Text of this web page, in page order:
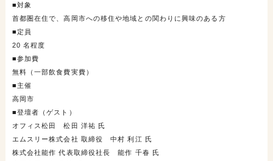
■対象
首都圏在住で、高岡市への移住や地域との関わりに興味のある方
■定員
20 名程度
■参加費
無料（一部飲食費実費）
■主催
高岡市
■登壇者（ゲスト）
オフィス松田 松田 洋祐 氏
エムスリー株式会社 取締役 中村 利江 氏
株式会社能作 代表取締役社長 能作 千春 氏